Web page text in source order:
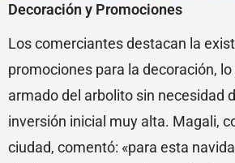
Decoración y Promociones
Los comerciantes destacan la
promociones para la decoración, lo
armado del arbolito sin necesidad
inversión inicial muy alta. Magali,
ciudad, comentó: «para esta